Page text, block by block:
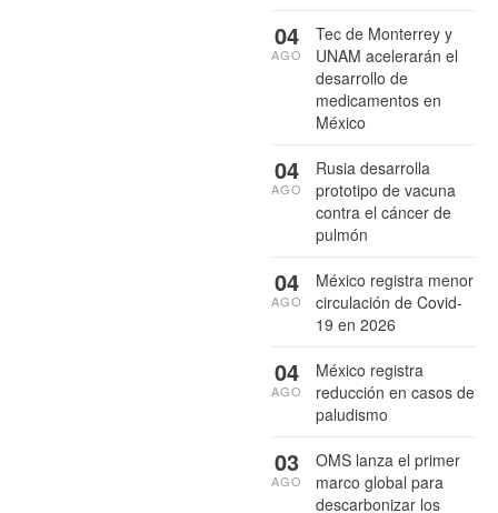
Tec de Monterrey y
UNAM acelerarán el
desarrollo de
medicamentos en
México
04
AGO
Rusia desarrolla
prototipo de vacuna
contra el cáncer de
pulmón
04
AGO
México registra menor
circulación de Covid-
19 en 2026
04
AGO
México registra
reducción en casos de
paludismo
04
AGO
OMS lanza el primer
marco global para
descarbonizar los
03
AGO